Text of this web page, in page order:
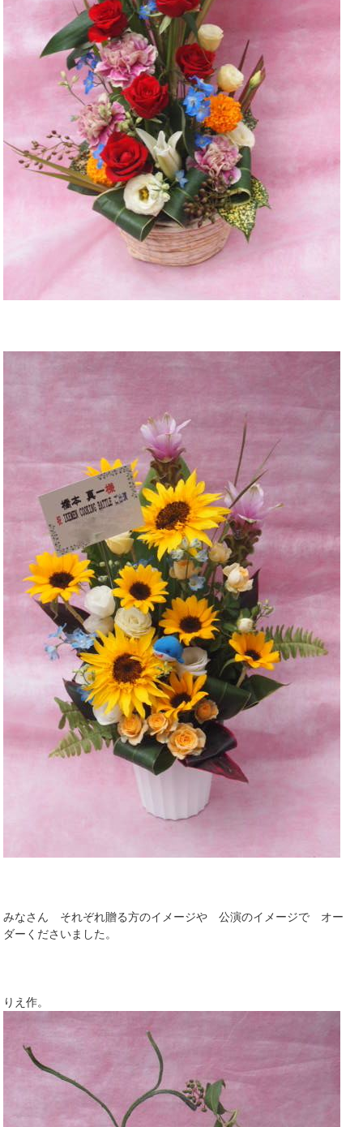
みなさん それぞれ贈る方のイメージや 公演のイメージで オー
ダーくださいました。
りえ作。